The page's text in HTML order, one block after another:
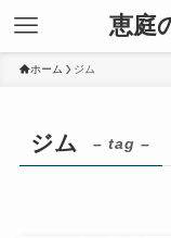
恵庭
ホーム ジム
ジム – tag –